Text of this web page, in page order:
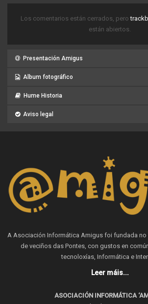
Los comentarios están cerrados, pero
están abiertos.
Presentación Amigus
Album fotográfico
Hume Historia
Aviso legal
A Asociación Informática Amigus foi fundada no
de veciños das Pontes, con gustos en
tecnoloxías, Informática e
Leer máis...
ASOCIACIÓN INFORMÁTICA